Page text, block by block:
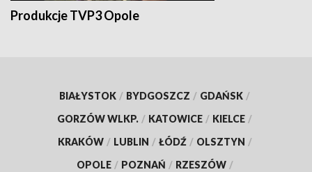
Produkcje TVP3 Opole
BIAŁYSTOK / BYDGOSZCZ / GDAŃSK /
GORZÓW WLKP. / KATOWICE / KIELCE /
KRAKÓW / LUBLIN / ŁÓDŹ / OLSZTYN /
OPOLE / POZNAŃ / RZESZÓW /